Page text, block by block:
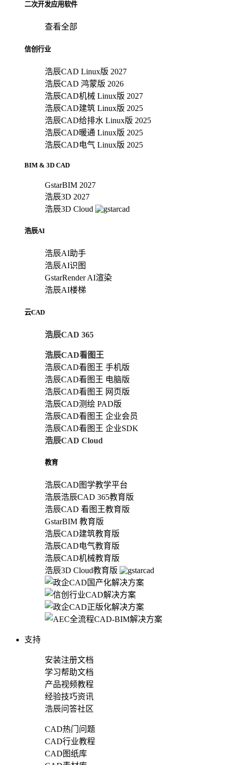
二次开发应用软件
查看全部
信创行业
浩辰CAD Linux版 2027
浩辰CAD 鸿蒙版 2026
浩辰CAD机械 Linux版 2027
浩辰CAD建筑 Linux版 2025
浩辰CAD给排水 Linux版 2025
浩辰CAD暖通 Linux版 2025
浩辰CAD电气 Linux版 2025
BIM & 3D CAD
GstarBIM 2027
浩辰3D 2027
浩辰3D Cloud
浩辰AI
浩辰AI助手
浩辰AI识图
GstarRender AI渲染
浩辰AI楼梯
云CAD
浩辰CAD 365
浩辰CAD看图王
浩辰CAD看图王 手机版
浩辰CAD看图王 电脑版
浩辰CAD看图王 网页版
浩辰CAD测绘 PAD版
浩辰CAD看图王 企业会员
浩辰CAD看图王 企业SDK
浩辰CAD Cloud
教育
浩辰CAD图学教学平台
浩辰浩辰CAD 365教育版
浩辰CAD 看图王教育版
GstarBIM 教育版
浩辰CAD建筑教育版
浩辰CAD电气教育版
浩辰CAD机械教育版
浩辰3D Cloud教育版
支持
安装注册文档
学习帮助文档
产品视频教程
经验技巧资讯
浩辰问答社区
CAD热门问题
CAD行业教程
CAD图纸库